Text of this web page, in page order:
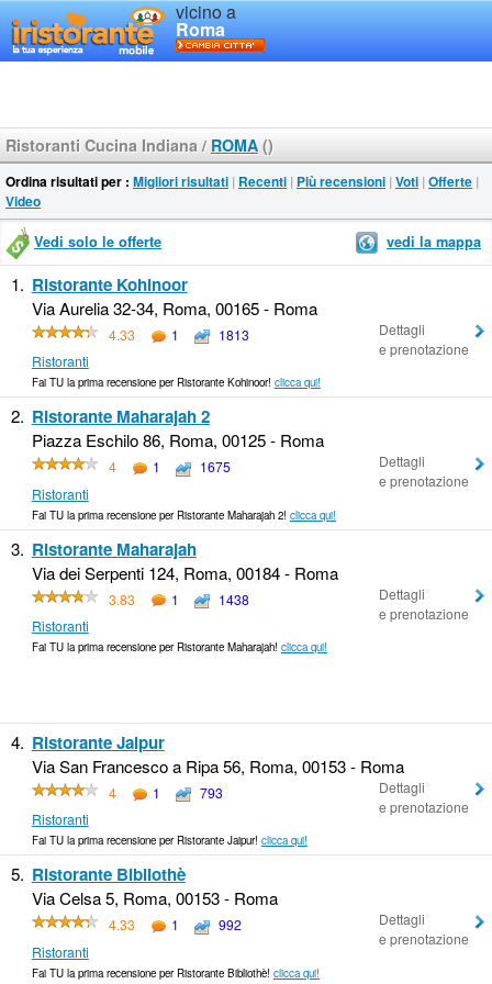
vicino a
Roma
Ristoranti Cucina Indiana / ROMA ()
Ordina risultati per : Migliori risultati | Recenti | Più recensioni | Voti | Offerte |
Video
Vedi solo le offerte vedi la mappa
1. Ristorante Kohinoor
Via Aurelia 32-34, Roma, 00165 - Roma
4.33 1
1813
Ristoranti
Dettagli
e prenotazione
Fai TU la prima recensione per Ristorante Kohinoor! clicca qui!
2. Ristorante Maharajah 2
Piazza Eschilo 86, Roma, 00125 - Roma
4 1
1675
Ristoranti
Dettagli
e prenotazione
Fai TU la prima recensione per Ristorante Maharajah 2! clicca qui!
3. Ristorante Maharajah
Via dei Serpenti 124, Roma, 00184 - Roma
3.83 1
1438
Ristoranti
Dettagli
e prenotazione
Fai TU la prima recensione per Ristorante Maharajah! clicca qui!
4. Ristorante Jaipur
Via San Francesco a Ripa 56, Roma, 00153 - Roma
4 1
793
Ristoranti
Dettagli
e prenotazione
Fai TU la prima recensione per Ristorante Jaipur! clicca qui!
5. Ristorante Bibliothè
Via Celsa 5, Roma, 00153 - Roma
4.33 1
992
Ristoranti
Dettagli
e prenotazione
Fai TU la prima recensione per Ristorante Bibliothè! clicca qui!